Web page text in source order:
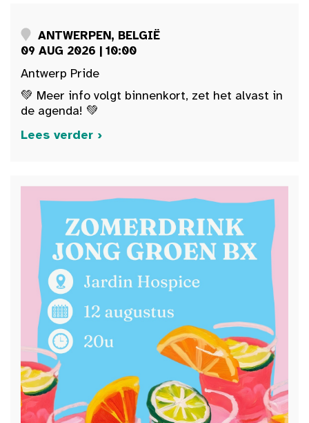
ANTWERPEN, BELGIË
09 AUG 2026 | 10:00
Antwerp Pride
💚 Meer info volgt binnenkort, zet het alvast in
de agenda! 💚
Lees verder ›